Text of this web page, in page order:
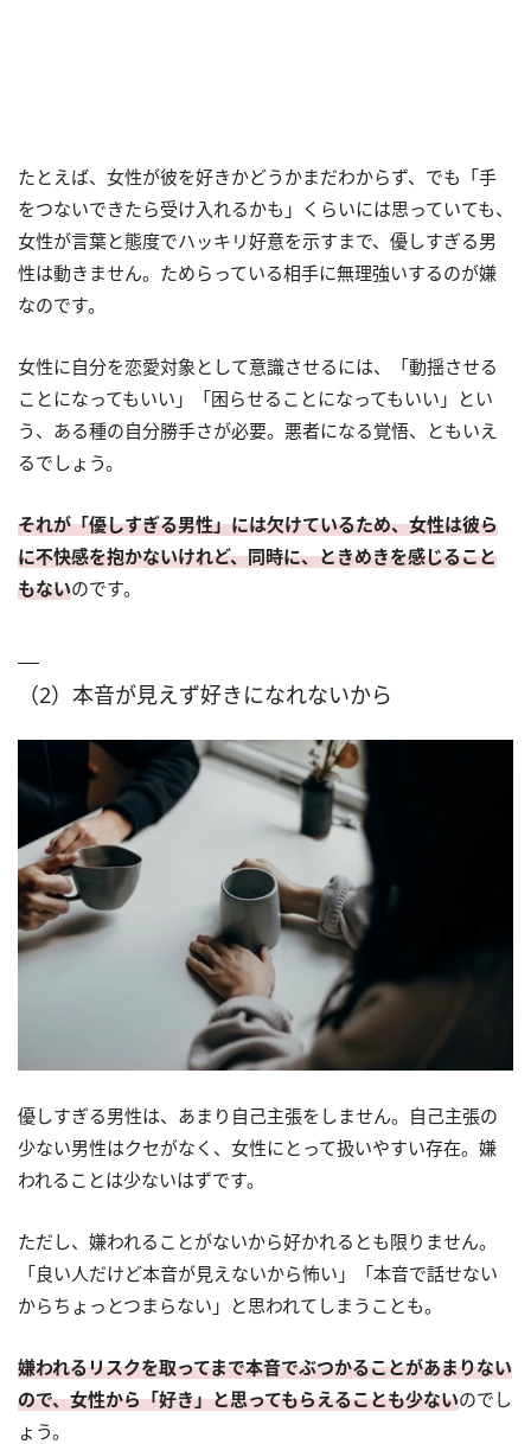
たとえば、女性が彼を好きかどうかまだわからず、でも「手
をつないできたら受け入れるかも」くらいには思っていても、
女性が言葉と態度でハッキリ好意を示すまで、優しすぎる男
性は動きません。ためらっている相手に無理強いするのが嫌
なのです。
女性に自分を恋愛対象として意識させるには、「動揺させる
ことになってもいい」「困らせることになってもいい」とい
う、ある種の自分勝手さが必要。悪者になる覚悟、ともいえ
るでしょう。
それが「優しすぎる男性」には欠けているため、女性は彼ら
に不快感を抱かないけれど、同時に、ときめきを感じること
もないのです。
（2）本音が見えず好きになれないから
優しすぎる男性は、あまり自己主張をしません。自己主張の
少ない男性はクセがなく、女性にとって扱いやすい存在。嫌
われることは少ないはずです。
ただし、嫌われることがないから好かれるとも限りません。
「良い人だけど本音が見えないから怖い」「本音で話せない
からちょっとつまらない」と思われてしまうことも。
嫌われるリスクを取ってまで本音でぶつかることがあまりない
ので、女性から「好き」と思ってもらえることも少ないのでし
ょう。